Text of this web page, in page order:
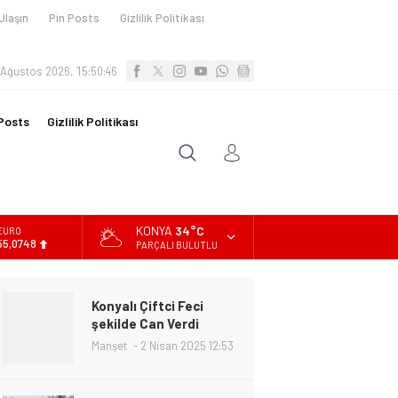
Pin Posts
Gizlilik Politikası
2026, 15:50:47
Gizlilik Politikası
KONYA 34°C
PARÇALI BULUTLU
Konyalı Çiftci Feci
şekilde Can Verdi
Manşet 2 Nisan 2025 12:53